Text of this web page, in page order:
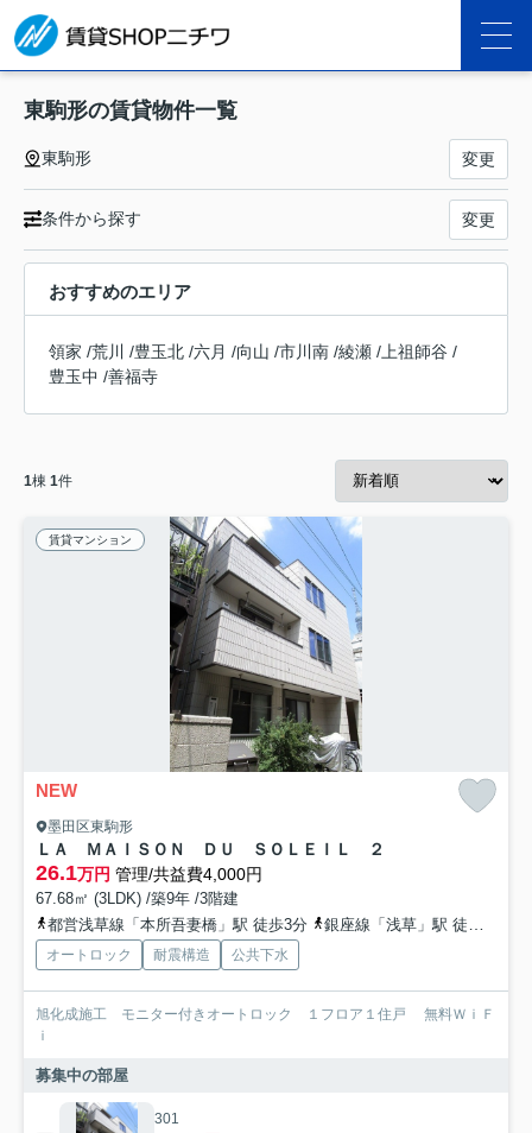
東駒形の賃貸物件一覧
東駒形 変更
条件から探す 変更
おすすめのエリア
領家 /荒川 /豊玉北 /六月 /向山 /市川南 /綾瀬 / 上祖師谷 /
豊玉中 /善福寺
1棟 1件
賃貸マンション
NEW
墨田区東駒形
ＬＡ ＭＡＩＳＯＮ ＤＵ ＳＯＬＥＩＬ ２
26.1万円 管理/共益費4,000円
67.68㎡ (3LDK) /築9年 /3階建
都営浅草線「本所吾妻橋」駅 徒歩3分
銀座線「浅草」駅 徒歩9分
オートロック 耐震構造 公共下水
旭化成施工 モニター付きオートロック １フロア１住戸 無料ＷｉＦ
ｉ
募集中の部屋
301